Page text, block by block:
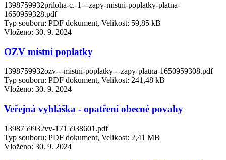
1398759932priloha-c.-1---zapy-mistni-poplatky-platna-
1650959328.pdf
Typ souboru: PDF dokument, Velikost: 59,85 kB
Vloženo: 30. 9. 2024
OZV místní poplatky
1398759932ozv---mistni-poplatky---zapy-platna-1650959308.pdf
Typ souboru: PDF dokument, Velikost: 241,48 kB
Vloženo: 30. 9. 2024
Veřejná vyhláška - opatření obecné povahy
1398759932vv-1715938601.pdf
Typ souboru: PDF dokument, Velikost: 2,41 MB
Vloženo: 30. 9. 2024